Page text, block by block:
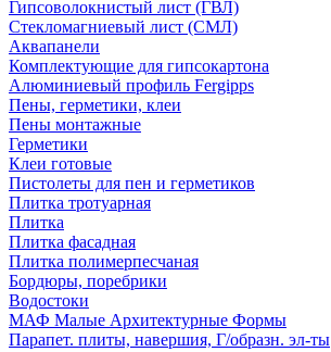
Гипсоволокнистый лист (ГВЛ)
Стекломагниевый лист (СМЛ)
Аквапанели
Комплектующие для гипсокартона
Алюминиевый профиль Fergipps
Пены, герметики, клеи
Пены монтажные
Герметики
Клеи готовые
Пистолеты для пен и герметиков
Плитка тротуарная
Плитка
Плитка фасадная
Плитка полимерпесчаная
Бордюры, поребрики
Водостоки
МАФ Малые Архитектурные Формы
Парапет. плиты, навершия, Г/образн. эл-ты